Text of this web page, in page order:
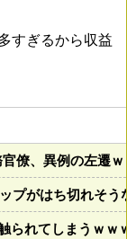
すぎるから収益
僚、異例の左遷
プがはち切れそ
られてしまうｗｗ